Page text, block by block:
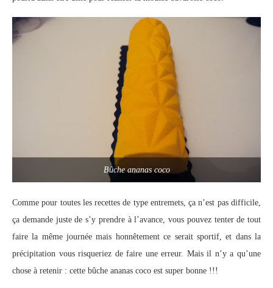
Bûche ananas coco
Comme pour toutes les recettes de type entremets, ça n’est pas difficile,
ça demande juste de s’y prendre à l’avance, vous pouvez tenter de tout
faire la même journée mais honnêtement ce serait sportif, et dans la
précipitation vous risqueriez de faire une erreur. Mais il n’y a qu’une
chose à retenir : cette bûche ananas coco est super bonne !!!